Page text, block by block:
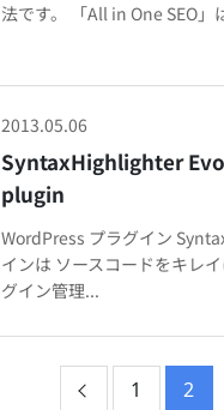
法です。 「All in One SEO
2013.05.06
SyntaxHighlighter
plugin
WordPress プラグイン
インは ソースコードをキレ
グイン管理...
1 2